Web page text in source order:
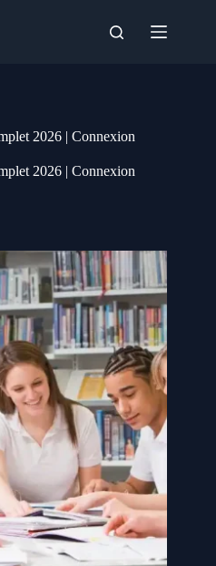
2026 | Connexion
2026 | Connexion